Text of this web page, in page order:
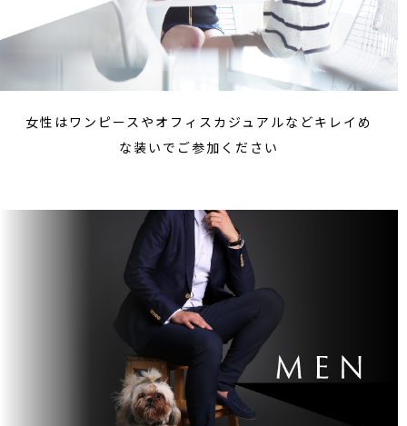
女性はワンピースやオフィスカジュアルなどキレイめ
な装いでご参加ください